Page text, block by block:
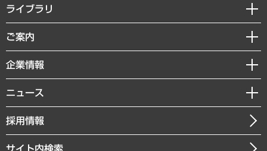
経営戦略
組織・人事戦略
デジタルイノベーション
共生・ダイバーシティ
GRC（ガバナンス・リスク・コンプライアンス）・防災（政策）
経済・産業・雇用・労働
ライブラリ
経済調査
レポート
コラム
経営用語集
受託・受注実績（官公庁関連）
ご案内
セミナー・イベント情報
MUFGビジネスセミナー
受託案件情報
企業情報
私たちの想い
社長メッセージ
会社概要
ニュース
ニュースリリース
お知らせ
採用情報
サイト内検索